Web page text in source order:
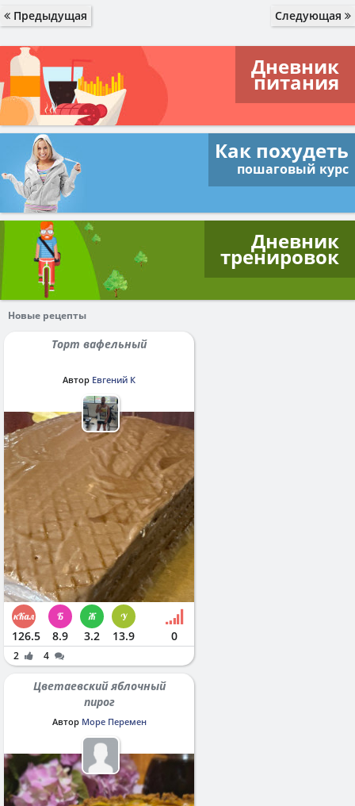
Предыдущая Следующая
Дневник
питания
Как похудеть
пошаговый курс
Дневник
тренировок
Новые рецепты
Торт вафельный
Автор Евгений К
126.5 8.9 3.2 13.9 0
2 4
Цветаевский яблочный
пирог
Автор Море Перемен